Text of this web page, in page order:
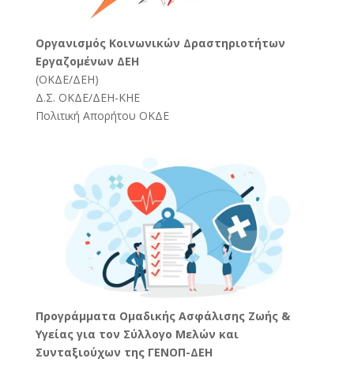
Oργανισμός Κοινωνικών Δραστηριοτήτων
Εργαζομένων ΔΕΗ
(ΟΚΔΕ/ΔΕΗ)
Δ.Σ. ΟΚΔΕ/ΔΕΗ-ΚΗΕ
Πολιτική Απορήτου ΟΚΔΕ
Προγράμματα Ομαδικής Ασφάλισης Ζωής &
Υγείας για τον Σύλλογο Μελών και
Συνταξιούχων της ΓΕΝΟΠ-ΔΕΗ